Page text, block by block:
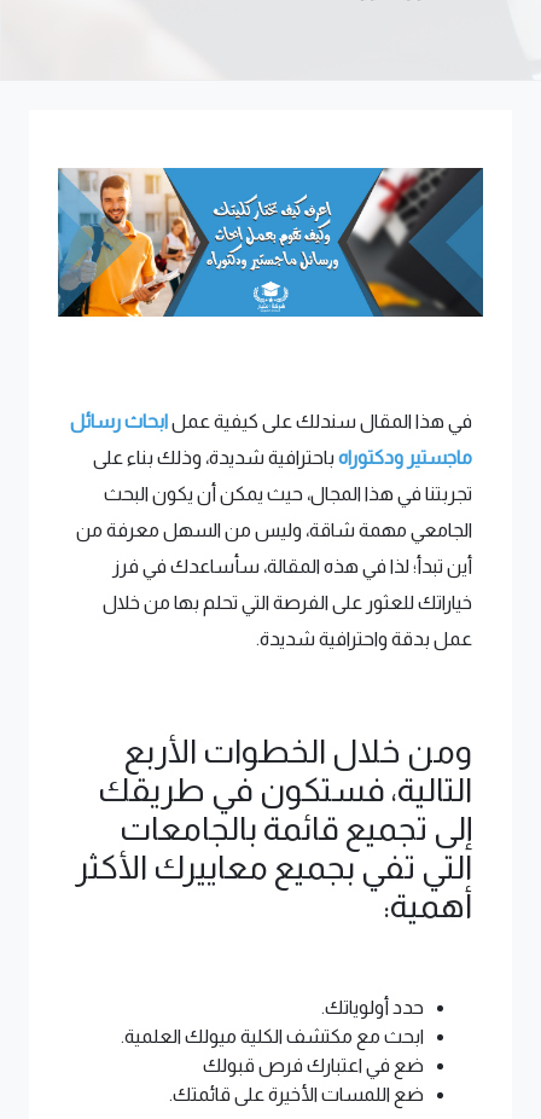
في هذا المقال سندلك على كيفية عملابحاث رسائل
ماجستير ودكتوراه باحترافية شديدة، وذلك بناء على
تجربتنا في هذا المجال، حيث يمكن أن يكون البحث
الجامعي مهمة شاقة، وليس من السهل معرفة من
أين تبدأ؛ لذا في هذه المقالة، سأساعدك في فرز
خياراتك للعثور على الفرصة التي تحلم بها من خلال
عمل بدقة واحترافية شديدة.
ومن خلال الخطوات الأربع
التالية، فستكون في طريقك
إلى تجميع قائمة بالجامعات
التي تفي بجميع معاييرك الأكثر
أهمية:
حدد أولوياتك.
ابحث مع مكتشف الكلية ميولك العلمية.
ضع في اعتبارك فرص قبولك
ضع اللمسات الأخيرة على قائمتك.